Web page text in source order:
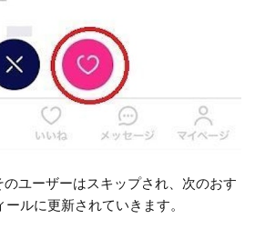
のユーザーはスキップされ、次のおす
ルに更新されていきます。